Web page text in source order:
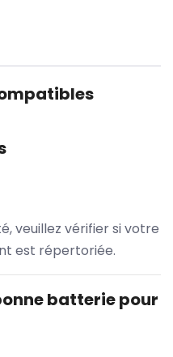
veuillez vérifier si votre
est répertoriée.
batterie pour